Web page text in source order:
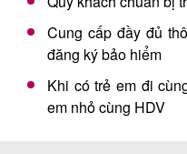
Cung cấp đầy đủ
đăng ký bảo hiểm
Khi có trẻ em đi
em nhỏ cùng HDV